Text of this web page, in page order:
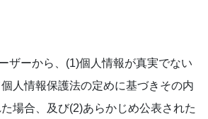
ザーから、(1)個人情報が真実でない
人情報保護法の定めに基づきその内
場合、及び(2)あらかじめ公表された